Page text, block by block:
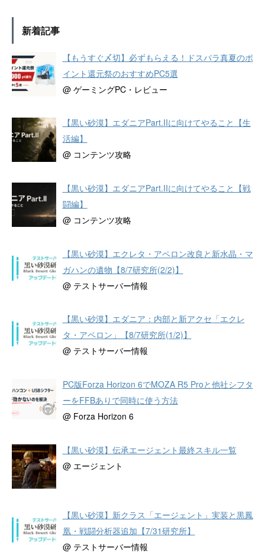
新着記事
【もうすぐ〆切】必ずもらえる！ドスパラ真夏のポ
イント還元祭のおすすめPC5選
@ ゲーミングPC・レビュー
【黒い砂漠】エダニアPart.IIに向けてやること【生
活編】
@ コンテンツ攻略
【黒い砂漠】エダニアPart.IIに向けてやること【戦
闘編】
@ コンテンツ攻略
【黒い砂漠】エクレタ・アペロン改良と新水晶・マ
ガハンの遺物【8/7研究所(2/2)】
@ テストサーバー情報
【黒い砂漠】エダニア：内部と新アクセ「エクレ
タ・アペロン」【8/7研究所(1/2)】
@ テストサーバー情報
PC版Forza Horizon 6でMOZA R5 Proと他社シフタ
ーをFFBありで同時に使う方法
@ Forza Horizon 6
【黒い砂漠】伝承エージェント最終スキル一覧
@ エージェント
【黒い砂漠】新クラス「エージェント」実装と黒鳳
凰・戦闘分析器追加【7/31研究所】
@ テストサーバー情報